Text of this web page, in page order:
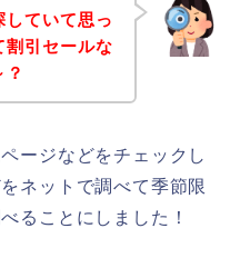
していて思っ
割引セールな
ージなどをチェックし
ネットで調べて季節限
ることにしました！